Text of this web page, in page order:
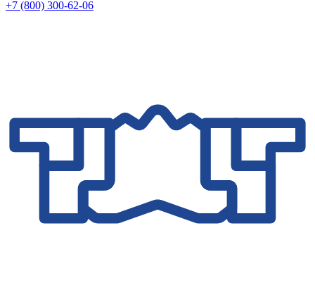
+7 (800) 300-62-06